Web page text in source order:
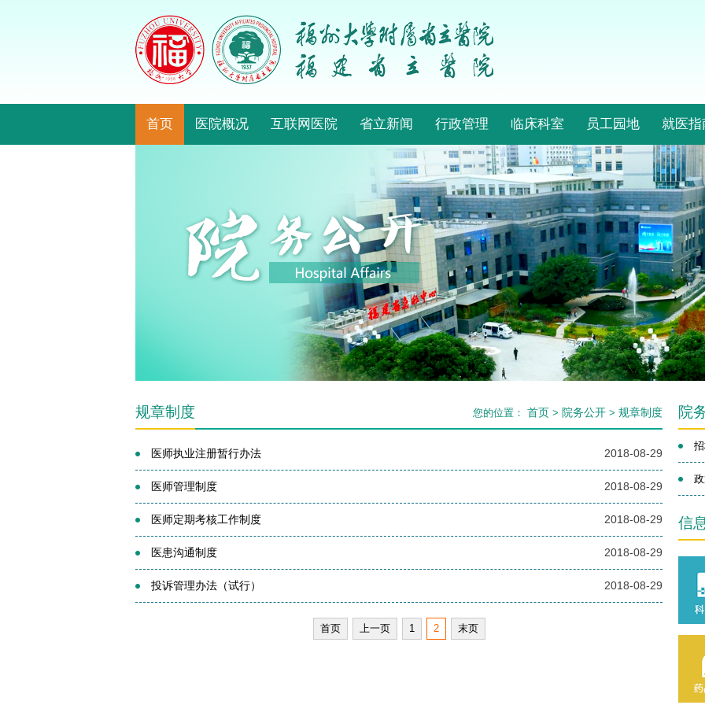
首页 医院概况 互联网医院 省立新闻 行政管理 临床科室 员工园地 就医指
规章制度 您的位置： 首页 > 院务公开 > 规章制度
医师执业注册暂行办法 2018-08-29
医师管理制度 2018-08-29
医师定期考核工作制度 2018-08-29
医患沟通制度 2018-08-29
投诉管理办法（试行） 2018-08-29
首页 上一页 1 2 末页
院
信